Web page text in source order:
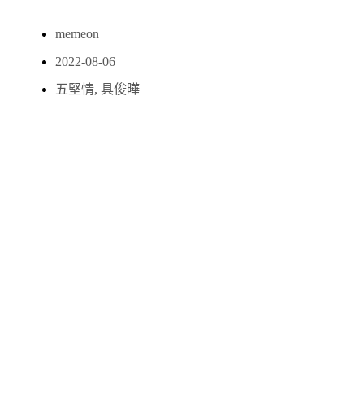
memeon
2022-08-06
五堅情, 具俊曄